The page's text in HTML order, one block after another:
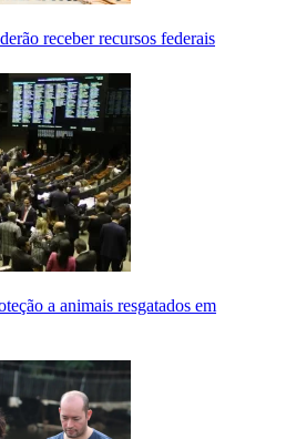
receber recursos federais
a animais resgatados em